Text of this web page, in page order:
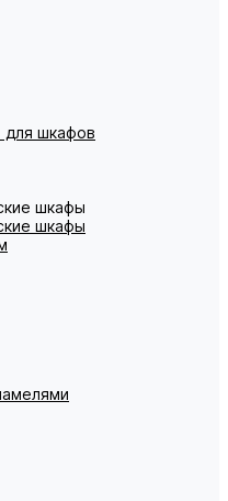
для шкафов
шкафы
шкафы